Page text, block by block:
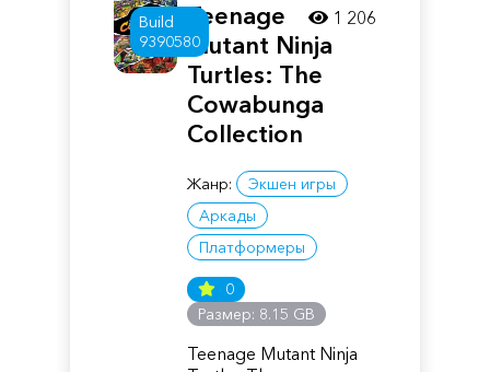
Build
9390580
Teenage
Mutant Ninja
Turtles: The
Cowabunga
Collection
Жанр:
Экшен игры
Аркады
Платформеры
0
Размер: 8.15 GB
Teenage Mutant Ninja
1 206